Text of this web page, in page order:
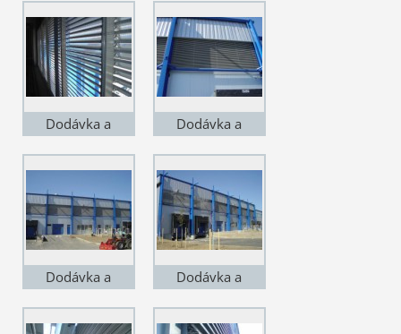
Čakovicích. VZT
žaluzie lakované,
lineární, pohled
zevnitř na stojiny
Čakovicích. VZT
žaluzie lakované,
lineární, pohled
zevnitř na stojiny
Dodávka a
Čakovicích. VZT
žaluzie lakované,
lineární, pohled
zevnitř na stojiny
Dodávka a
Čakovicích. VZT
žaluzie lakované,
lineární, pohled
zevnitř na stojiny
Dodávka a
Čakovicích. VZT
Dodávka a
Čakovicích. VZT